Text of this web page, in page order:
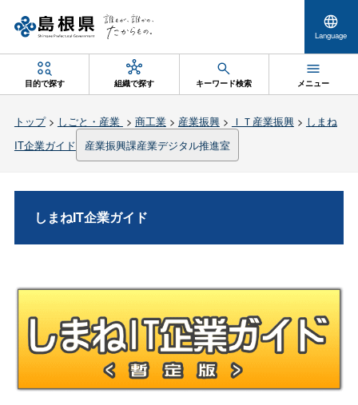
Language
目的で探す 組織で探す キーワード検索 メニュー
トップ> しごと・産業 > 商工業> 産業振興> ＩＴ産業振興> しまね
IT企業ガイド
産業振興課産業デジタル推進室
しまねIT企業ガイド